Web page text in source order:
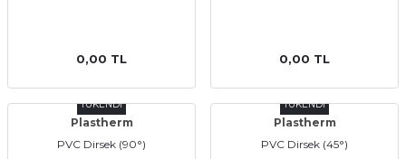
0,00 TL 0,00 TL
TÜKENDİ
Plastherm
PVC Dirsek (90°)
TÜKENDİ
Plastherm
PVC Dirsek (45°)